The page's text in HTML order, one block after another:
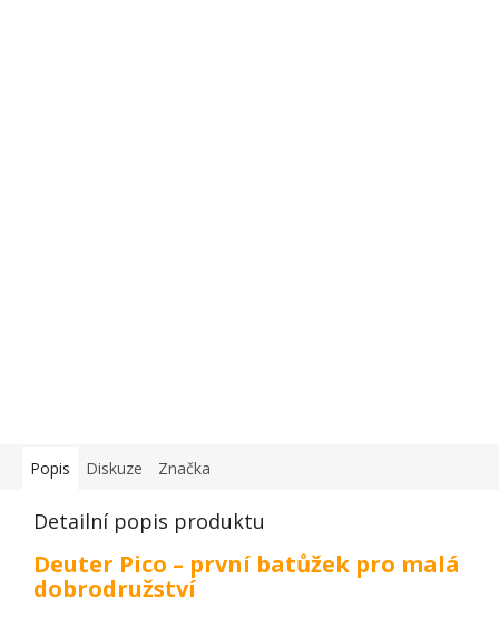
Popis Diskuze Značka
Detailní popis produktu
Deuter Pico – první batůžek pro malá
dobrodružství